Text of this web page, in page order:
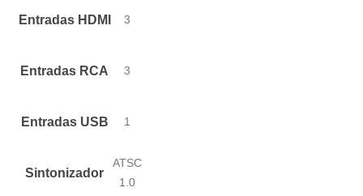
Entradas HDMI 3
Entradas RCA 3
Entradas USB 1
Sintonizador
ATSC
1.0